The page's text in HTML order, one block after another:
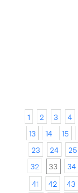
1 2 3 4
13
14 15
23
24 25
32
33 34
41
42 43